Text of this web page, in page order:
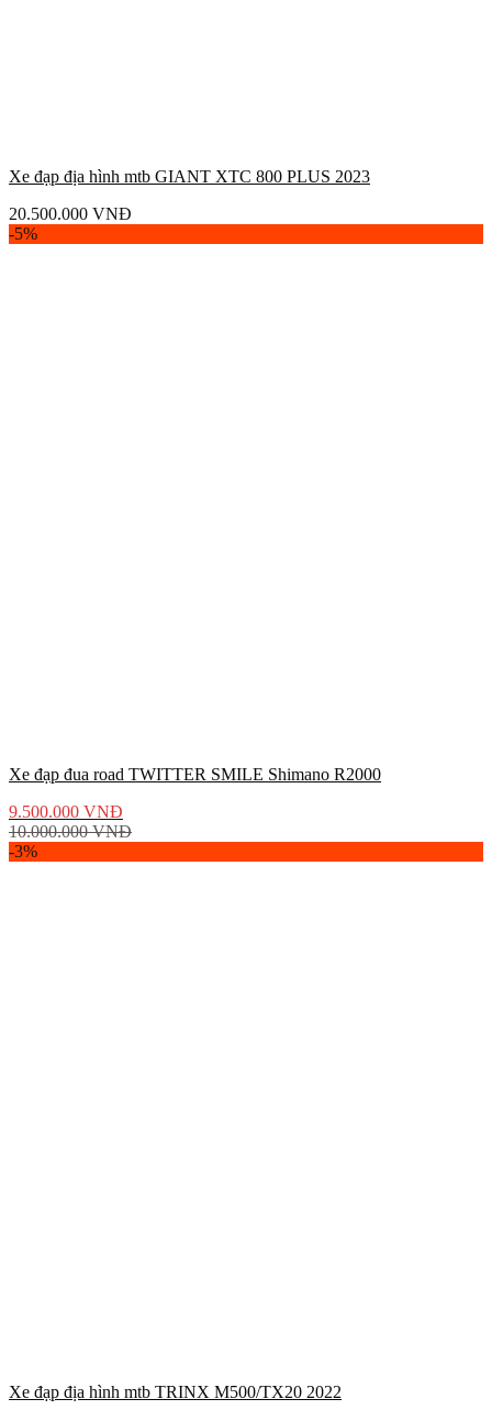
Xe đạp địa hình mtb GIANT XTC 800 PLUS 2023
20.500.000 VNĐ
-5%
Xe đạp đua road TWITTER SMILE Shimano R2000
9.500.000 VNĐ
10.000.000VNĐ
-3%
Xe đạp địa hình mtb TRINX M500/TX20 2022